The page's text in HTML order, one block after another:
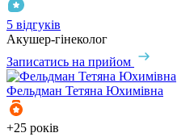
5 відгуків
Акушер-гінеколог
Записатись на прийом
Фельдман Тетяна Юхимівна
+25 років